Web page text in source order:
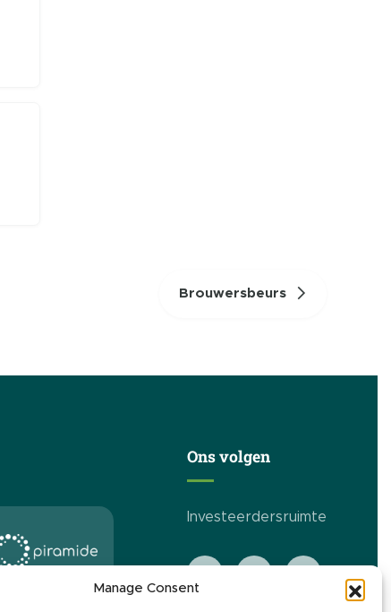
Manage Consent
Brouwersbeurs
Onze expertise in
Ons volgen
Investeerdersruimte